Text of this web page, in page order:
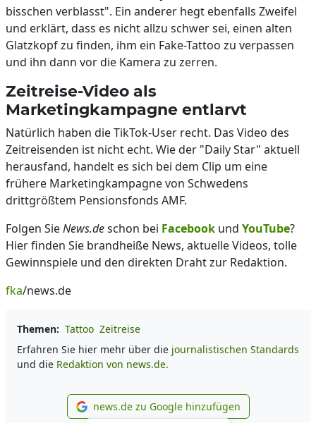
bisschen verblasst". Ein anderer hegt ebenfalls Zweifel
und erklärt, dass es nicht allzu schwer sei, einen alten
Glatzkopf zu finden, ihm ein Fake-Tattoo zu verpassen
und ihn dann vor die Kamera zu zerren.
Zeitreise-Video als
Marketingkampagne entlarvt
Natürlich haben die TikTok-User recht. Das Video des
Zeitreisenden ist nicht echt. Wie der "Daily Star" aktuell
herausfand, handelt es sich bei dem Clip um eine
frühere Marketingkampagne von Schwedens
drittgrößtem Pensionsfonds AMF.
Folgen SieNews.deschon bei Facebook und YouTube?
Hier finden Sie brandheiße News, aktuelle Videos, tolle
Gewinnspiele und den direkten Draht zur Redaktion.
fka/news.de
Themen: Tattoo Zeitreise
Erfahren Sie hier mehr über die journalistischen Standards
und die Redaktion von news.de.
news.de zu Google
news.de zu Google hinzufügen